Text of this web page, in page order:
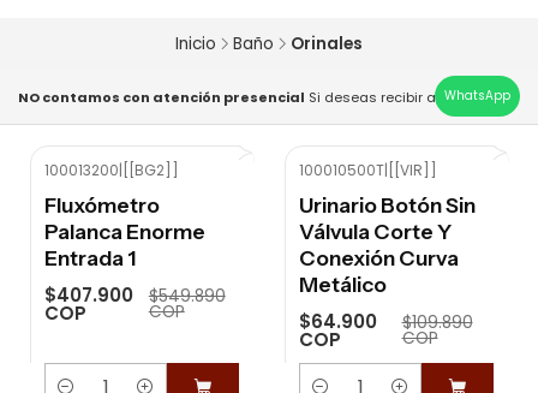
Inicio Baño Orinales
NO contamos con atención presencial Si deseas recibir asesoría
WhatsApp
100013200| [[BG2]]
Fluxómetro
Palanca Enorme
Entrada 1
$407.900
COP
$549.890
COP
100010500T| [[VIR]]
Urinario Botón Sin
Válvula Corte Y
Conexión Curva
Metálico
$64.900
COP
$109.890
COP